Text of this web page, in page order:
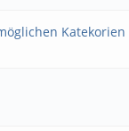
Katekorien